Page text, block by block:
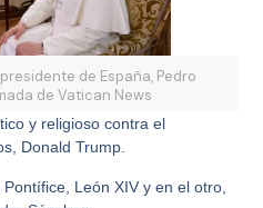
de España, Pedro
de Vatican News
y religioso contra el
Donald Trump.
León XIV y en el otro,